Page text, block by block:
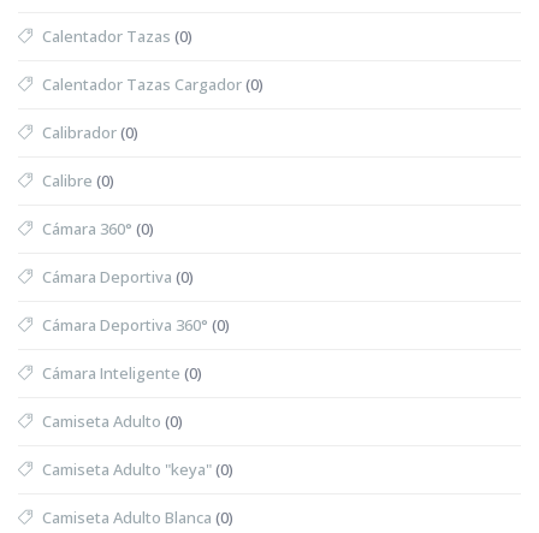
Calentador Tazas (0)
Calentador Tazas Cargador(0)
Calibrador(0)
Calibre (0)
Cámara 360° (0)
Cámara Deportiva (0)
Cámara Deportiva 360° (0)
Cámara Inteligente (0)
Camiseta Adulto (0)
Camiseta Adulto "keya"(0)
Camiseta Adulto Blanca (0)